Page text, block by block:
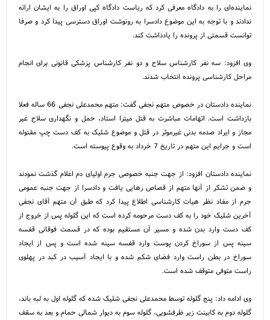
نماینده‌ای را به دادگاه معرفی کرد که ریاست دادگاه کپی اوراق را به ایشان ارائه
ندادند و با توجه به این موضوع دادسرا به رونوشت اوراق دسترسی پیدا کرد و صرفا
توانست قسمتی از پرونده را یادداشت کند.
وی افزود: سه نفر کارشناس سلاح و دو نفر کارشناس پزشکی قانونی برای انجام
مراحل کارشناسی پرونده انتخاب شدند.
نماینده دادستان در خصوص متهم نجفی گفت: متهم محمدعلی نجفی 66 ساله فعلا
بازداشت است. اتهامات مباشرت به قتل میترا استاد، حمل و نگهداری سلاح غیر
مجاز و ایراد صدمه بدنی غیرموثر در قتل و موضوع شلیک به کف دست چپ مقتوله
است و جرایم این متهم در تاریخ 7 خرداد به وقوع پیوسته است.
نماینده دادستان افزود: از جهت جنبه خصوصی جرم اولیای دم اعلام گذشت نمودند
و ضمن تشکر از آنها متهم از قصاص رهایی یافت و دادسرا از جهت جنبه عمومی
جرم از مفاد نظر هیات کارشناسی اطلاع پیدا کرد که طبق آن متهم آقای نجفی
آخرین شلیک خود را به کف دست مرحومه کرده است که این گلوله پس از خروج از
کف دست وارد بدن شده و مسیر آن مستقیم بوده که در قسمت فوقانی قفسه
سینه پس از سوراخ کردن پوست وارد قفسه سینه شده است و پس از ایجاد
سوراخ در بطن راست وارد فضای شکم شده و با ایجاد آسیب در کبد در پهلوی
راست متوفی متوقف شده است.
وی ادامه داد: پنج گلوله توسط محمدعلی نجفی شلیک شده که گلوله اول به لبه باند،
گلوله دوم به کابینت زیر ظرفشویی، گلوله سوم به دیوار شمالی حمام و بعد به سقف